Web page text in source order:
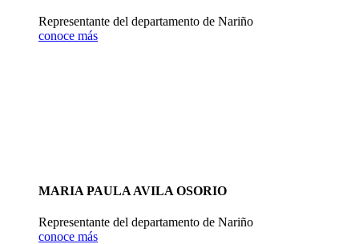
Representante del departamento de Nariño
conoce más
MARIA PAULA AVILA OSORIO
Representante del departamento de Nariño
conoce más